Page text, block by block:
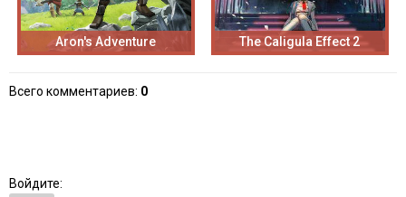
Aron's Adventure The Caligula Effect 2
Всего комментариев: 0
Войдите: